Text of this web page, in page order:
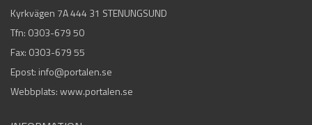
Kyrkvägen 7A 444 31 STENUNGSUND
Tfn: 0303-679 50
Fax: 0303-679 55
Epost: info@portalen.se
Webbplats: www.portalen.se